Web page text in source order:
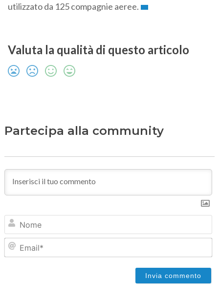
utilizzato da 125 compagnie aeree.
Valuta la qualità di questo articolo
Partecipa alla community